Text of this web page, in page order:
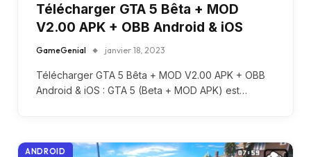
Télécharger GTA 5 Bêta + MOD
V2.00 APK + OBB Android & iOS
GameGenial janvier 18, 2023
Télécharger GTA 5 Bêta + MOD V2.00 APK + OBB
Android & iOS : GTA 5 (Beta + MOD APK) est…
ANDROID